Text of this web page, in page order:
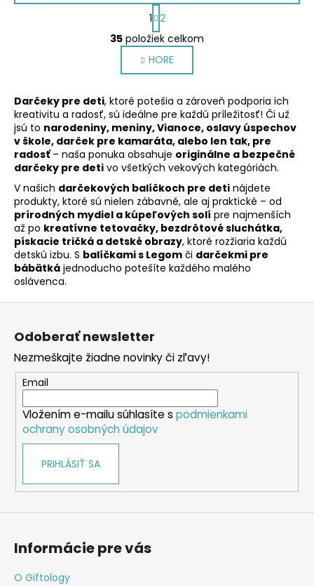
O
v
l
á
d
a
c
i
e
p
r
v
k
y
v
ý
S
t
r
á
n
k
v
a
n
i
e
1 2
35 položiek celkom
HORE
Darčeky pre deti, ktoré potešia a zároveň podporia ich
kreativitu a radosť, sú ideálne pre každú príležitosť! Či už
jsú to narodeniny, meniny, Vianoce, oslavy úspechov
v škole, darček pre kamaráta, alebo len tak, pre
radosť– naša ponuka obsahuje originálne a bezpečné
darčeky pre deti vo všetkých vekových kategóriách.
V našich darčekových balíčkoch pre deti nájdete
produkty, ktoré sú nielen zábavné, ale aj praktické – od
prírodných mydiel a kúpeľových solí pre najmenších
až po kreatívne tetovačky, bezdrôtové sluchátka,
pískacie tričká a detské obrazy, ktoré rozžiaria každú
detskú izbu. S balíčkami s Legom či darčekmi pre
bábätká jednoducho potešíte každého malého
oslávenca.
Z
Odoberať newsletter
Nezmeškajte žiadne novinky či zľavy!
Email
Vložením e-mailu súhlasíte s podmienkami
ochrany osobných údajov
PRIHLÁSIŤ SA
Informácie pre vás
O Giftology